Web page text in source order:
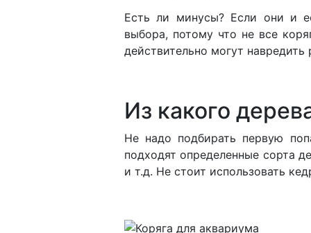
Есть ли минусы? Если они и
выбора, потому что не все
действительно могут навредить
Из какого
Не надо подбирать первую
подходят определенные сорта
и т.д. Не стоит использовать